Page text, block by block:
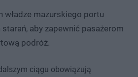
władze mazurskiego portu
aby zapewnić pasażerom
podróż.
ciągu obowiązują